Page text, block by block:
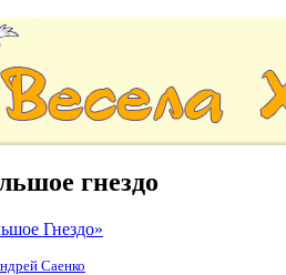
гнездо
Гнездо»
Саенко